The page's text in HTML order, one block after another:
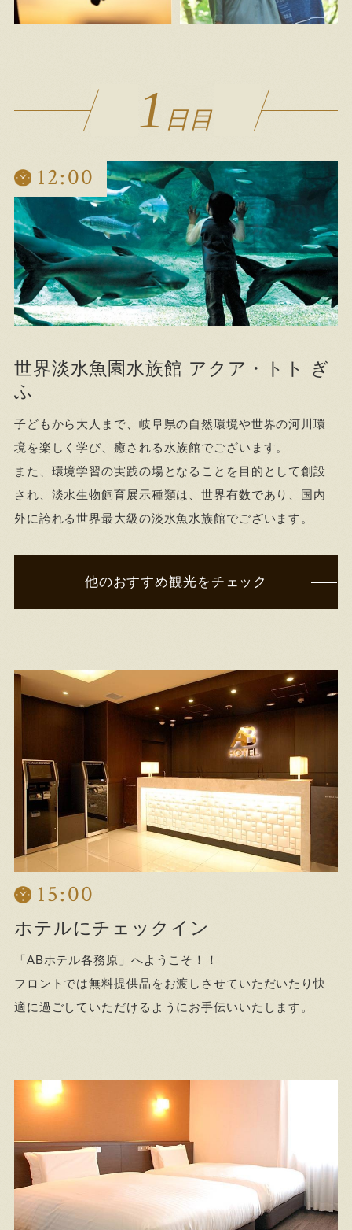
1 日目
12:00
世界淡水魚園水族館 アクア・トト ぎ
ふ
子どもから大人まで、岐阜県の自然環境や世界の河川環
境を楽しく学び、癒される水族館でございます。
また、環境学習の実践の場となることを目的として創設
され、淡水生物飼育展示種類は、世界有数であり、国内
外に誇れる世界最大級の淡水魚水族館でございます。
他のおすすめ観光をチェック
15:00
ホテルにチェックイン
「ABホテル各務原」へようこそ！！
フロントでは無料提供品をお渡しさせていただいたり快
適に過ごしていただけるようにお手伝いいたします。